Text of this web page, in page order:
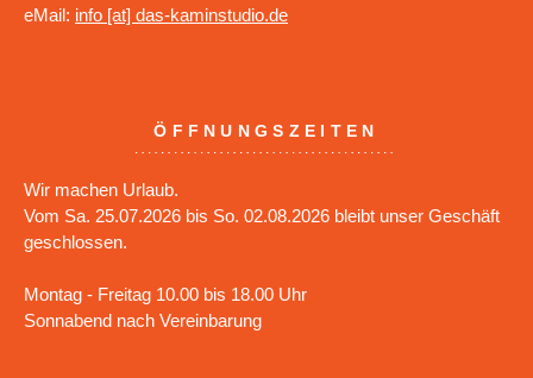
eMail: info [at] das-kaminstudio.de
ÖFFNUNGSZEITEN
Wir machen Urlaub.
Vom Sa. 25.07.2026 bis So. 02.08.2026 bleibt unser Geschäft
geschlossen.
Montag - Freitag 10.00 bis 18.00 Uhr
Sonnabend nach Vereinbarung